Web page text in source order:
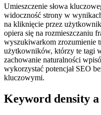
Umieszczenie słowa
widoczność strony w
na kliknięcie przez
opiera się na rozmieszczaniu
wyszukiwarkom zrozumienie
użytkowników, którzy te tagi
zachowanie naturalności
wykorzystać potencjał SEO
kluczowymi.
Keyword density